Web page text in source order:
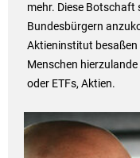
mehr. Diese Botschaft
Bundesbürgern
Aktieninstitut besaßen
Menschen
oder ETFs, Aktien.